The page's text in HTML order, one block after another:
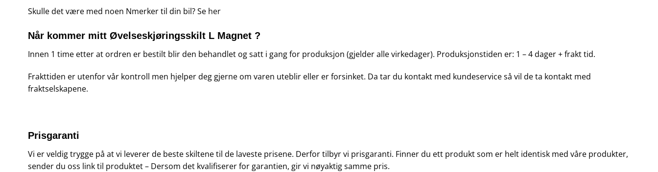
Skulle det være med noen Nmerker til din bil? Se her
Når kommer mitt Øvelseskjøringsskilt L Magnet ?
Innen 1 time etter at ordren er bestilt blir den behandlet og satt i gang for produksjon (gjelder alle virkedager). Produksjonstiden er: 1 – 4 dager + frakt tid.
Frakttiden er utenfor vår kontroll men hjelper deg gjerne om varen uteblir eller er forsinket. Da tar du kontakt med kundeservice så vil de ta kontakt med
fraktselskapene.
Prisgaranti
Vi er veldig trygge på at vi leverer de beste skiltene til de laveste prisene. Derfor tilbyr vi prisgaranti. Finner du ett produkt som er helt identisk med våre produkter,
sender du oss link til produktet – Dersom det kvalifiserer for garantien, gir vi nøyaktig samme pris.